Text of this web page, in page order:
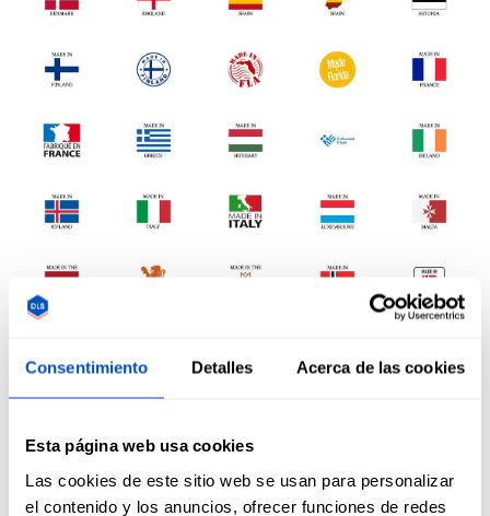
Consentimiento Detalles Acerca de las cookies
Esta página web usa cookies
Las cookies de este sitio web se usan para personalizar
el contenido y los anuncios, ofrecer funciones de redes